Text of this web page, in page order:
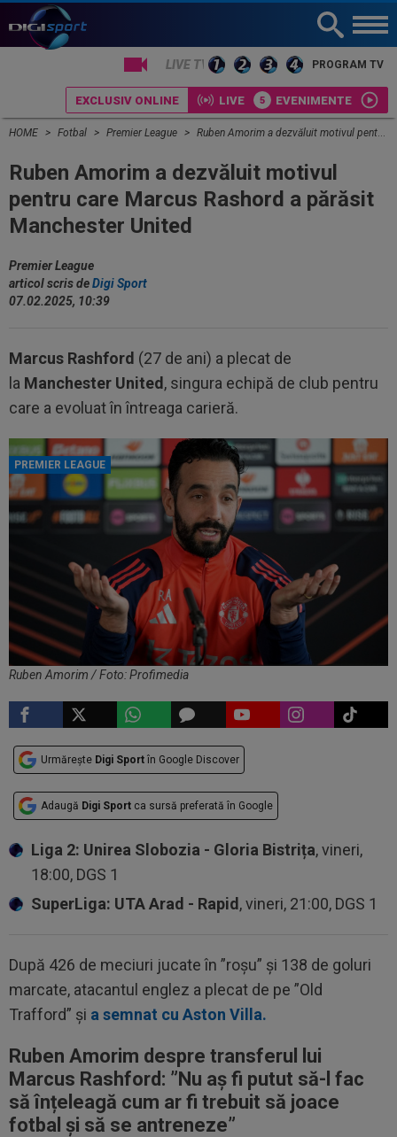
LIVE TV PROGRAM TV
EXCLUSIV ONLINE LIVE EVENIMENTE
HOME Fotbal Premier League Ruben Amorim a dezvăluit motivul pentru care Marcus Rashord a părăsit Manchester United
Ruben Amorim a dezvăluit motivul
pentru care Marcus Rashord a părăsit
Manchester United
Premier League
articol scris deDigi Sport
07.02.2025, 10:39
Marcus Rashford (27 de ani) a plecat de
la Manchester United , singura echipă de club pentru
care a evoluat în întreaga carieră.
PREMIER LEAGUE
Ruben Amorim / Foto: Profimedia
Urmărește Digi Sport în Google Discover
Adaugă Digi Sport ca sursă preferată în Google
Liga 2: Unirea Slobozia - Gloria Bistrița, vineri,
18:00, DGS 1
SuperLiga: UTA Arad - Rapid, vineri, 21:00, DGS 1
După 426 de meciuri jucate în ”roșu” și 138 de goluri
marcate, atacantul englez a plecat de pe ”Old
Trafford” și a semnat cu Aston Villa.
Ruben Amorim despre transferul lui
Marcus Rashford: ”Nu aș fi putut să-l fac
să înțeleagă cum ar fi trebuit să joace
fotbal și să se antreneze”